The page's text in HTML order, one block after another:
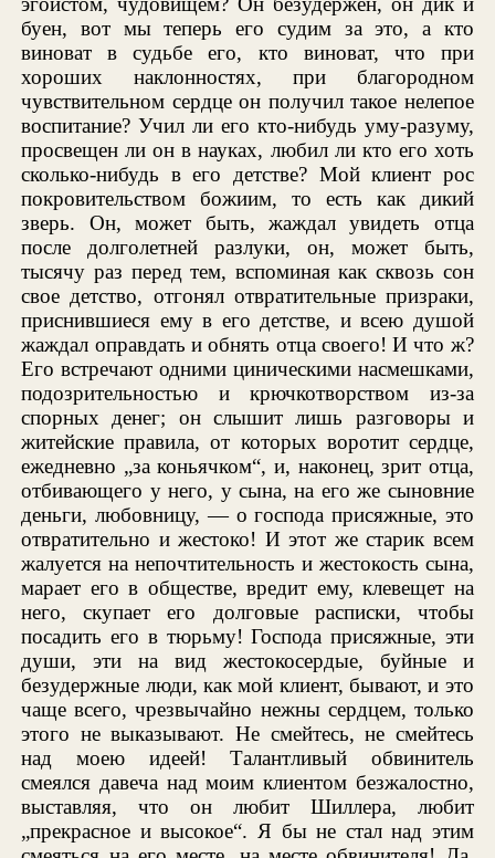
буен, вот мы теперь его судим за это, а кто
виноват в судьбе его, кто виноват, что при
хороших наклонностях, при благородном
чувствительном сердце он получил такое нелепое
воспитание? Учил ли его кто-нибудь уму-разуму,
просвещен ли он в науках, любил ли кто его хоть
сколько-нибудь в его детстве? Мой клиент рос
покровительством божиим, то есть как дикий
зверь. Он, может быть, жаждал увидеть отца
после долголетней разлуки, он, может быть,
тысячу раз перед тем, вспоминая как сквозь сон
свое детство, отгонял отвратительные призраки,
приснившиеся ему в его детстве, и всею душой
жаждал оправдать и обнять отца своего! И что ж?
Его встречают одними циническими насмешками,
подозрительностью и крючкотворством из-за
спорных денег; он слышит лишь разговоры и
житейские правила, от которых воротит сердце,
ежедневно „за коньячком“, и, наконец, зрит отца,
отбивающего у него, у сына, на его же сыновние
деньги, любовницу, — о господа присяжные, это
отвратительно и жестоко! И этот же старик всем
жалуется на непочтительность и жестокость сына,
марает его в обществе, вредит ему, клевещет на
него, скупает его долговые расписки, чтобы
посадить его в тюрьму! Господа присяжные, эти
души, эти на вид жестокосердые, буйные и
безудержные люди, как мой клиент, бывают, и это
чаще всего, чрезвычайно нежны сердцем, только
этого не выказывают. Не смейтесь, не смейтесь
над моею идеей! Талантливый обвинитель
смеялся давеча над моим клиентом безжалостно,
выставляя, что он любит Шиллера, любит
„прекрасное и высокое“. Я бы не стал над этим